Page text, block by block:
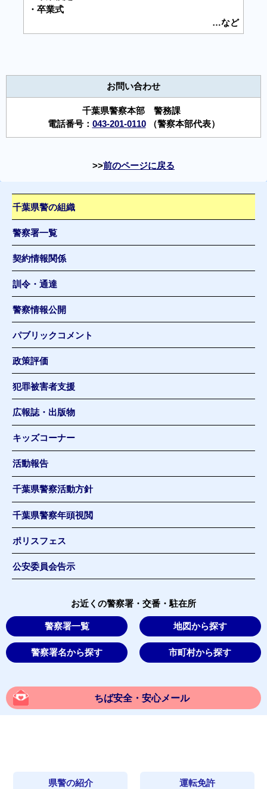
・卒業式
…など
お問い合わせ
千葉県警察本部 警務課
電話番号： 043-201-0110（警察本部代表）
前のページに戻る
千葉県警の組織
警察署一覧
契約情報関係
訓令・通達
警察情報公開
パブリックコメント
政策評価
犯罪被害者支援
広報誌・出版物
キッズコーナー
活動報告
千葉県警察活動方針
千葉県警察年頭視閲
ポリスフェス
公安委員会告示
お近くの警察署・交番・駐在所
警察署一覧 地図から探す
警察署名から探す 市町村から探す
ちば安全・安心メール
県警の紹介 運転免許